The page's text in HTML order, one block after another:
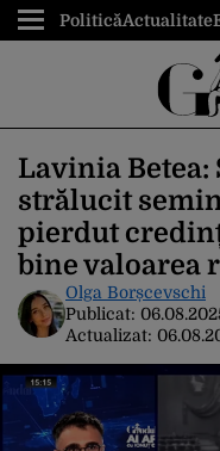
PoliticăActualitate
Lavinia Betea:
strălucit
pierdut
bine valoarea
Olga Borșcevschi
Publicat:
Actualizat: